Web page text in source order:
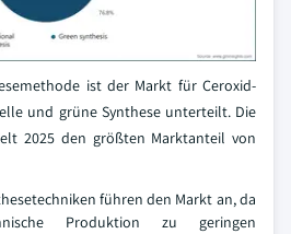
ist der Markt für Ceroxid-
und grüne Synthese unterteilt. Die
2025 den größten Marktanteil von
führen den Markt an, da
Produktion zu geringen